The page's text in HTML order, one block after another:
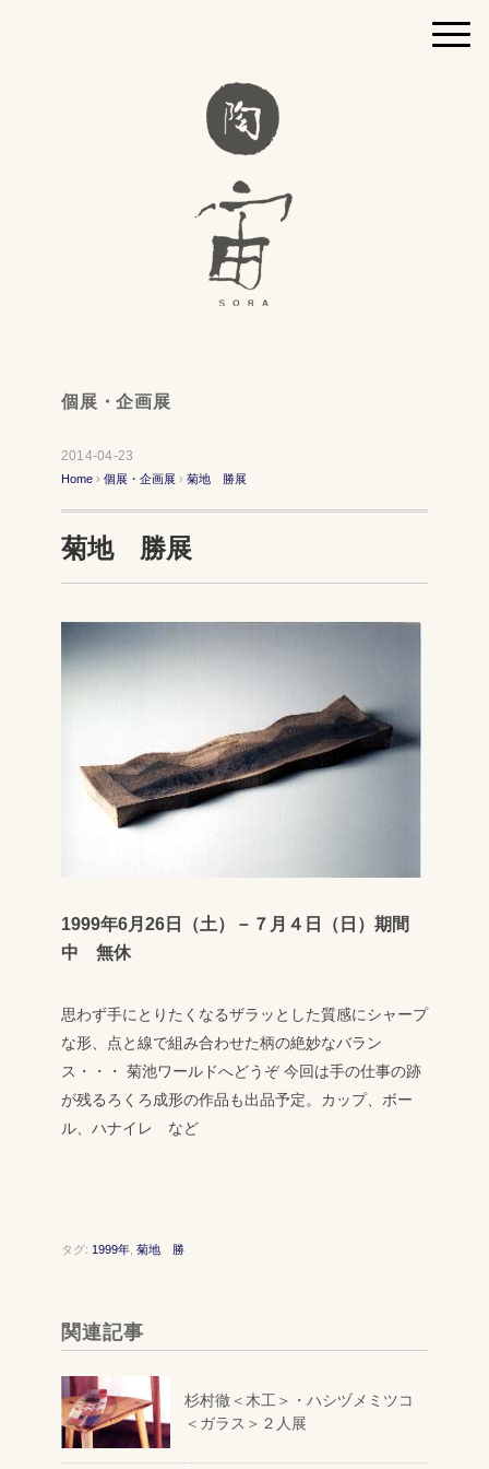
個展・企画展
2014-04-23
Home › 個展・企画展 › 菊地 勝展
菊地 勝展
1999年6月26日（土）－７月４日（日）期間
中 無休
思わず手にとりたくなるザラッとした質感にシャープ
な形、点と線で組み合わせた柄の絶妙なバラン
ス・・・ 菊池ワールドへどうぞ 今回は手の仕事の跡
が残るろくろ成形の作品も出品予定。カップ、ボー
ル、ハナイレ など
タグ: 1999年 菊地 勝
関連記事
杉村徹＜木工＞・ハシヅメミツコ
＜ガラス＞２人展